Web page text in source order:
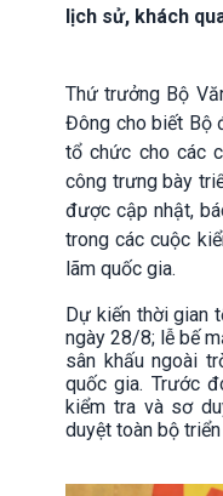
lịch sử, khách
Thứ trưởng Bộ
Đông cho biết Bộ
tổ chức cho các
công trưng bày
được cập nhật,
trong các cuộc
lãm quốc gia.
Dự kiến thời gian
ngày 28/8; lễ bế
sân khấu ngoài
quốc gia. Trước
kiểm tra và sơ
duyệt toàn bộ triển